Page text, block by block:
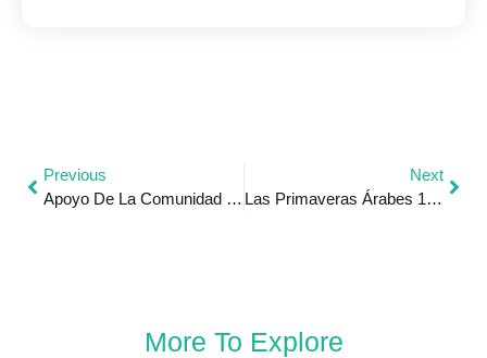
Previous
Apoyo De La Comunidad Internacional Al Presidente De El Savador Nayib Bukele
Next
Las Primaveras Árabes 10 Años Después
More To Explore